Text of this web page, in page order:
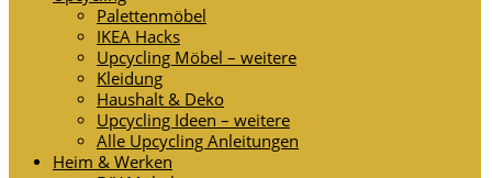
Palettenmöbel
IKEA Hacks
Upcycling Möbel – weitere
Kleidung
Haushalt & Deko
Upcycling Ideen – weitere
Alle Upcycling Anleitungen
Heim & Werken